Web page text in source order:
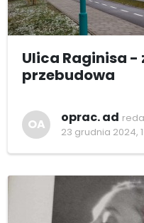
Ulica Raginisa -
przebudowa
OA oprac. ad
23 grudnia 2024,